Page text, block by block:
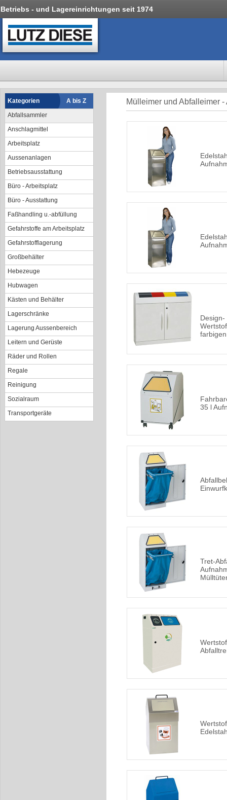
Betriebs - und Lagereinrichtungen seit 1974
Kategorien
A bis Z
Abfallsammler
Anschlagmittel
Arbeitsplatz
Aussenanlagen
Betriebsausstattung
Büro - Arbeitsplatz
Büro - Ausstattung
Faßhandling u.-abfüllung
Gefahrstoffe am Arbeitsplatz
Gefahrstofflagerung
Großbehälter
Hebezeuge
Hubwagen
Kästen und Behälter
Lagerschränke
Lagerung Aussenbereich
Leitern und Gerüste
Räder und Rollen
Regale
Reinigung
Sozialraum
Transportgeräte
Mülleimer und Abfalleimer -
Design-
35 l
Tret-